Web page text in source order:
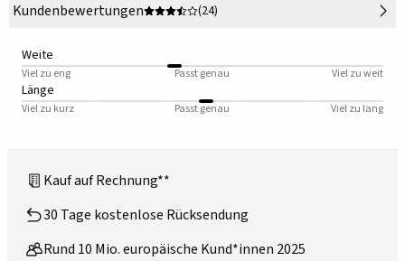
Kundenbewertungen
(24)
Weite
Viel zu eng Passt genau Viel zu weit
Länge
Viel zu kurz Passt genau Viel zu lang
Kauf auf Rechnung**
30 Tage kostenlose Rücksendung
Rund 10 Mio. europäische Kund*innen 2025